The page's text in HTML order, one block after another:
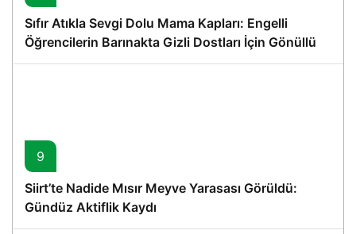
Sıfır Atıkla Sevgi Dolu Mama Kapları: Engelli
Öğrencilerin Barınakta Gizli Dostları İçin Gönüllü
Proje
9
Siirt’te Nadide Mısır Meyve Yarasası Görüldü:
Gündüz Aktiflik Kaydı